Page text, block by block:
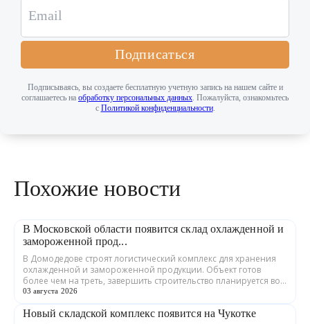
Подписаться
Подписываясь, вы создаете бесплатную учетную запись на нашем сайте и
соглашаетесь на обработку персональных данных . Пожалуйста, ознакомьтесь
с Политикой конфиденциальности.
Похожие новости
В Московской области появится склад охлажденной и
замороженной прод...
В Домодедове строят логистический комплекс для хранения
охлажденной и замороженной продукции. Объект готов
более чем на треть, завершить строительство планируется во
втором квартале 2027 года. ...
03 августа 2026
Новый складской комплекс появится на Чукотке